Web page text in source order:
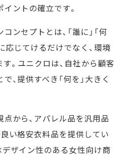
ントの確立です。
ンセプトとは、「誰に」「何
応じてけるだけでなく、環境
。ユニクロは、自社から顧客
、提供すべき「何を」大きく
から、アパレル品を汎用品
い格安衣料品を提供してい
ザイン性のある女性向け商